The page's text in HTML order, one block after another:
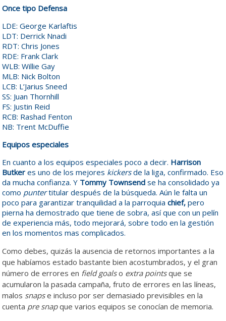
Once tipo Defensa
LDE: George Karlaftis
LDT: Derrick Nnadi
RDT: Chris Jones
RDE: Frank Clark
WLB: Willie Gay
MLB: Nick Bolton
LCB: L’Jarius Sneed
SS: Juan Thornhill
FS: Justin Reid
RCB: Rashad Fenton
NB: Trent McDuffie
Equipos especiales
En cuanto a los equipos especiales poco a decir. Harrison
Butker es uno de los mejores kickersde la liga, confirmado. Eso
da mucha confianza. Y Tommy Townsend se ha consolidado ya
como puntertitular después de la búsqueda. Aún le falta un
poco para garantizar tranquilidad a la parroquiachief, pero
pierna ha demostrado que tiene de sobra, así que con un pelín
de experiencia más, todo mejorará, sobre todo en la gestión
en los momentos mas complicados.
Como debes, quizás la ausencia de retornos importantes a la
que habíamos estado bastante bien acostumbrados, y el gran
número de errores en field goalso extra pointsque se
acumularon la pasada campaña, fruto de errores en las líneas,
malos snapse incluso por ser demasiado previsibles en la
cuenta pre snapque varios equipos se conocían de memoria.